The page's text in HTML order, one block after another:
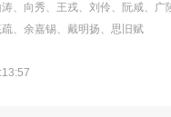
、向秀、王戎、刘伶、阮咸、
、余嘉锡、戴明扬、思旧赋